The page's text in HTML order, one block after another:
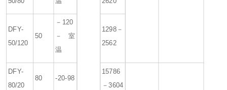
DFY-
50/120
50
－120
－室
温
1298－
2562
DFY-
80/20
80 -20-98
15786
－3604